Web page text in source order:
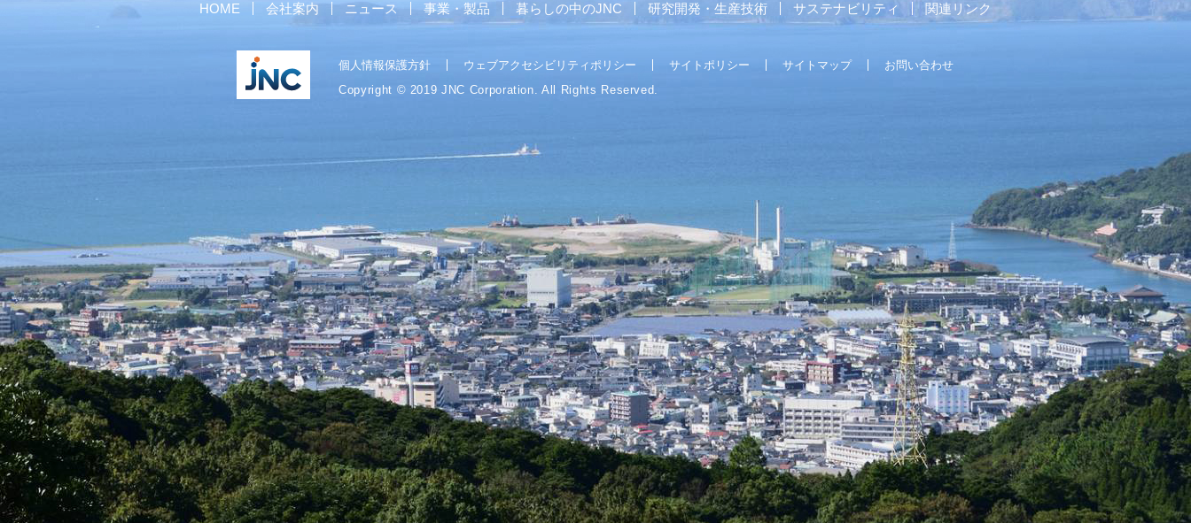
HOME 会社案内 ニュース 事業・製品 暮らしの中のJNC 研究開発・生産技術 サステナビリティ 関連リンク
個人情報保護方針 ウェブアクセシビリティポリシー サイトポリシー サイトマップ
お問い合わせ
Copyright © 2019 JNC Corporation. All Rights Reserved.